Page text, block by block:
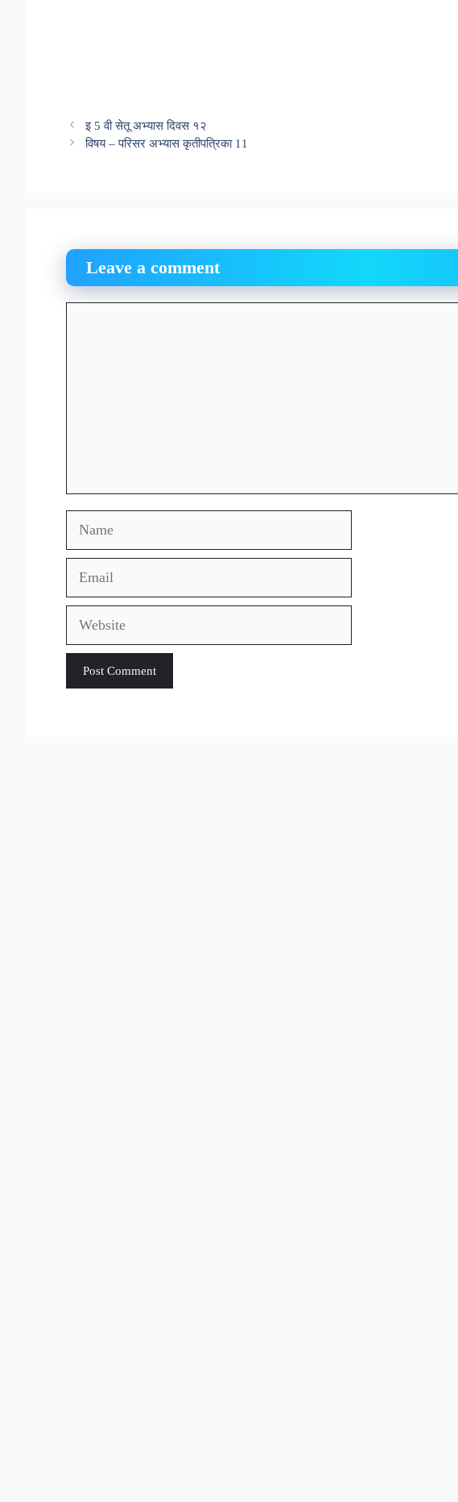
इ 5 वी सेतू अभ्यास दिवस १२
विषय – परिसर अभ्यास कृतीपत्रिका 11
Leave a comment
Name
Email
Website